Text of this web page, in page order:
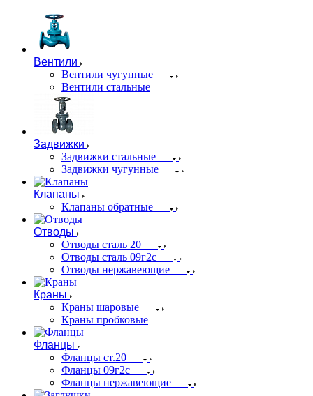
Вентили
Вентили чугунные
Вентили стальные
Задвижки
Задвижки стальные
Задвижки чугунные
Клапаны
Клапаны обратные
Отводы
Отводы сталь 20
Отводы сталь 09г2с
Отводы нержавеющие
Краны
Краны шаровые
Краны пробковые
Фланцы
Фланцы ст.20
Фланцы 09г2с
Фланцы нержавеющие